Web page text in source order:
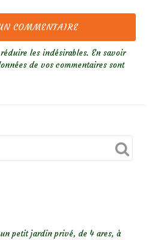
les indésirables. En savoir
de vos commentaires sont
petit jardin privé, de 4 ares, à